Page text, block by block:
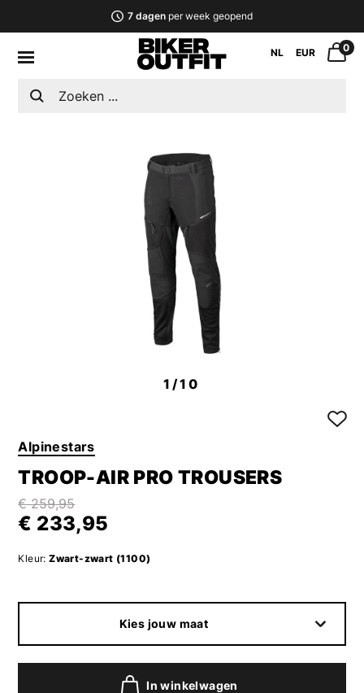
7 dagenper week geopend
NL EUR 0
1/10
Alpinestars
TROOP-AIR PRO TROUSERS
€ 259,95
€ 233,95
Kleur: Zwart-zwart (1100)
Kies jouw maat
In winkelwagen